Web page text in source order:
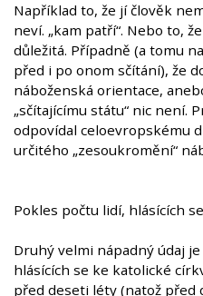
Například to, že jí člověk
neví. „kam patří“. Nebo to,
důležitá. Případně (a tomu
před i po onom sčítání), že
náboženská orientace,
„sčítajícímu státu“ nic není.
odpovídal celoevropskému
určitého „zesoukromění“
Pokles počtu lidí, hlásících
Druhý velmi nápadný údaj
hlásících se ke katolické
před deseti léty (natož před